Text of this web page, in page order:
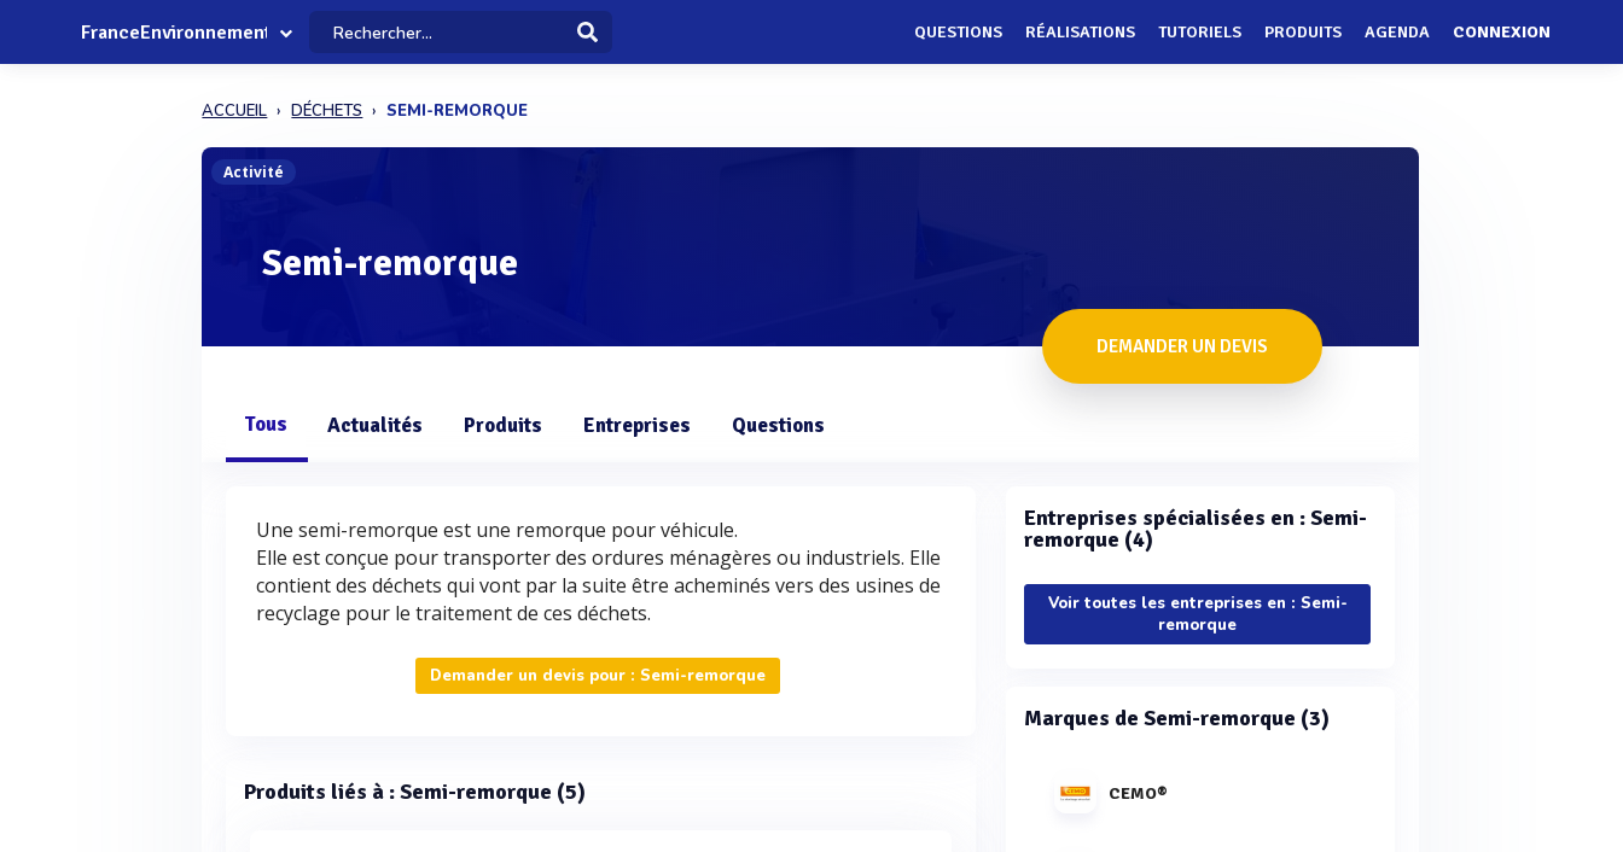
FranceEnvironnement QUESTIONS RÉALISATIONS TUTORIELS PRODUITS AGENDA CONNEXION
ACCUEIL DÉCHETS SEMI-REMORQUE
Activité
Semi-remorque
DEMANDER UN DEVIS
Tous Actualités Produits Entreprises Questions
Une semi-remorque est une remorque pour véhicule.
Elle est conçue pour transporter des ordures ménagères ou industriels. Elle
contient des déchets qui vont par la suite être acheminés vers des usines de
recyclage pour le traitement de ces déchets.
Demander un devis pour : Semi-remorque
Produits liés à : Semi-remorque (5)
Entreprises spécialisées en : Semi-
remorque (4)
Voir toutes les entreprises en : Semi-
remorque
Marques de Semi-remorque (3)
CEMO®